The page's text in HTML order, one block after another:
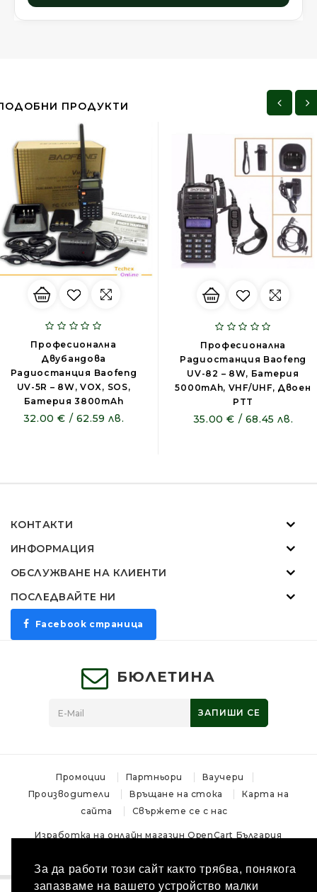
За да работи този сайт както трябва, понякога
запазваме на вашето устройство малки
ПРОДУКТИ
Професионална
Двубандова
Радиостанция Baofeng
UV-5R – 8W, VOX, SOS,
Батерия 3800mAh
32.00 € / 62.59 лв.
Професионална
Радиостанция Baofeng
UV-82 – 8W, Батерия
5000mAh, VHF/UHF, Двоен
PTT
35.00 € / 68.45 лв.
КОНТАКТИ
ИНФОРМАЦИЯ
ОБСЛУЖВАНЕ НА КЛИЕНТИ
ПОСЛЕДВАЙТЕ НИ
Facebook страница
БЮЛЕТИНА
ЗАПИШИ СЕ
Промоции Партньори
Ваучери
Производители
Връщане на стока
Карта на
сайта
Свържете се с нас
Изработка на онлайн магазинOpenCart България